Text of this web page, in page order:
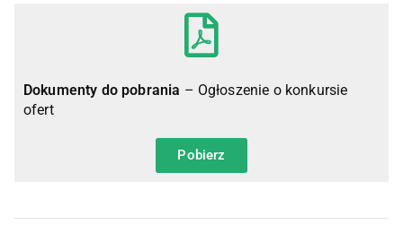
Dokumenty do pobrania – Ogłoszenie o konkursie
ofert
Pobierz